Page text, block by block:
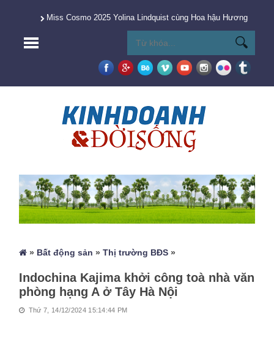
Miss Cosmo 2025 Yolina Lindquist cùng Hoa hậu Hương
» Bất động sản »Thị trường BĐS »
Indochina Kajima khởi công toà nhà văn
phòng hạng A ở Tây Hà Nội
Thứ 7, 14/12/2024 15:14:44 PM